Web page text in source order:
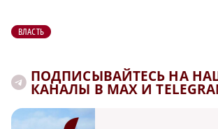
ВЛАСТЬ
ПОДПИСЫВАЙТЕСЬ НА
КАНАЛЫ В MAX И